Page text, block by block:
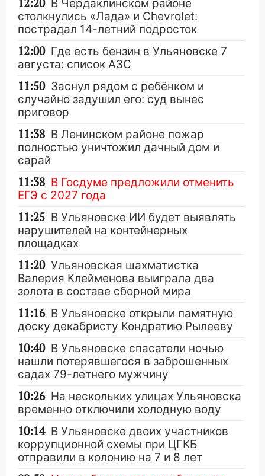
12:20 В Чердаклинском районе
столкнулись «Лада» и Chevrolet:
пострадал 14-летний подросток
12:00 Где есть бензин в Ульяновске 7
августа: список АЗС
11:50 Заснул рядом с ребёнком и
случайно задушил его: суд вынес
приговор
11:38 В Ленинском районе пожар
полностью уничтожил дачный дом и
сарай
11:38 В Госдуме предложили отменить
ЕГЭ с 2027 года
11:25 В Ульяновске ИИ будет выявлять
нарушителей на контейнерных
площадках
11:20 Ульяновская шахматистка
Валерия Клейменова выиграла два
золота в составе сборной мира
11:16 В Ульяновске открыли памятную
доску декабристу Кондратию Рылееву
10:40 В Ульяновске спасатели ночью
нашли потерявшегося в заброшенных
садах 79-летнего мужчину
10:26 На нескольких улицах Ульяновска
временно отключили холодную воду
10:14 В Ульяновске двоих участников
коррупционной схемы при ЦГКБ
отправили в колонию на 7 и 8 лет